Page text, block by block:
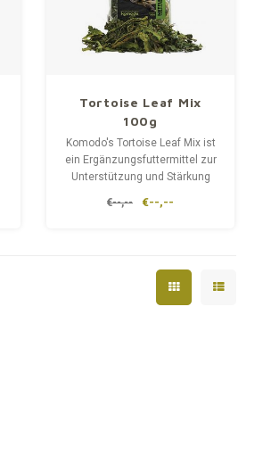
Tortoise Leaf Mix
100g
Komodo's Tortoise Leaf Mix ist
ein Ergänzungsfuttermittel zur
Unterstützung und Stärkung
das Immunsystem von
€--,-- €--,--